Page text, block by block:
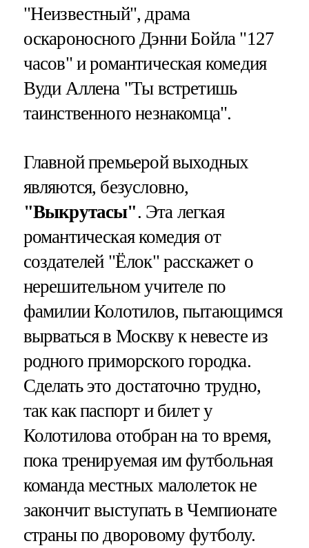
"Неизвестный", драма
оскароносного Дэнни Бойла "127
часов" и романтическая комедия
Вуди Аллена "Ты встретишь
таинственного незнакомца".
Главной премьерой выходных
являются, безусловно,
"Выкрутасы". Эта легкая
романтическая комедия от
создателей "Ёлок" расскажет о
нерешительном учителе по
фамилии Колотилов, пытающимся
вырваться в Москву к невесте из
родного приморского городка.
Сделать это достаточно трудно,
так как паспорт и билет у
Колотилова отобран на то время,
пока тренируемая им футбольная
команда местных малолеток не
закончит выступать в Чемпионате
страны по дворовому футболу.